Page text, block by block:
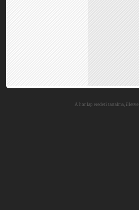
A honlap eredeti tartalma,